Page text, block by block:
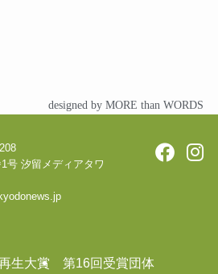
designed by MORE than WORDS
号 汐留メディアタワ
生大賞 第16回受賞団体